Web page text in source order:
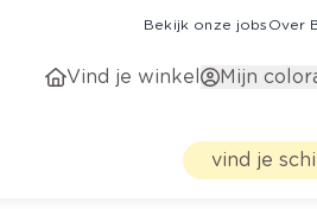
Bekijk onze jobs Over
Vind je winkel Mijn
vind je